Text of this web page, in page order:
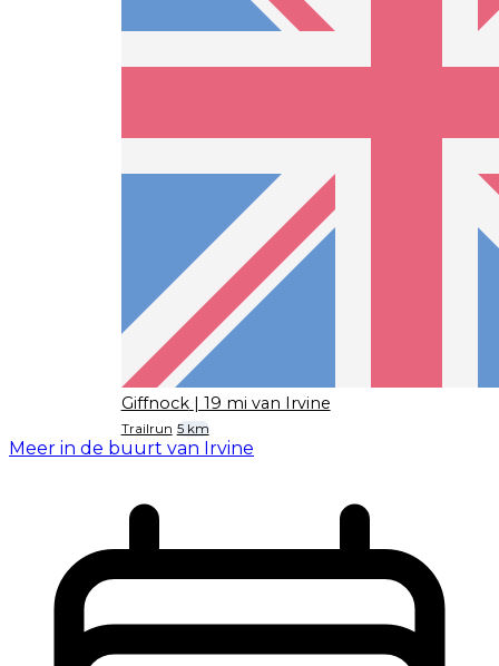
Giffnock | 19 mi van Irvine
Trailrun 5 km
Meer in de buurt van Irvine